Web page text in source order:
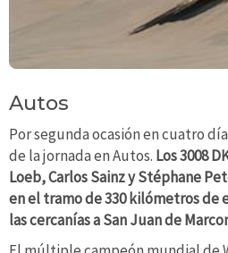
Autos
Por segunda ocasión en cuatro
de la jornada en Autos. Los 3008
Loeb, Carlos Sainz y Stéphane
en el tramo de 330 kilómetros de
las cercanías a San Juan de